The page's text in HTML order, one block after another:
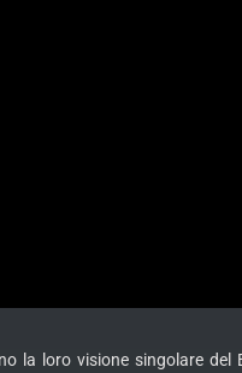
la loro visione singolare